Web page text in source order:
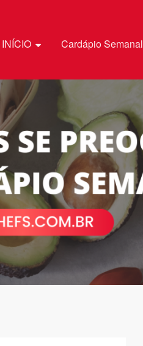
Pular para o conteúdo
INÍCIO Cardápio Semanal